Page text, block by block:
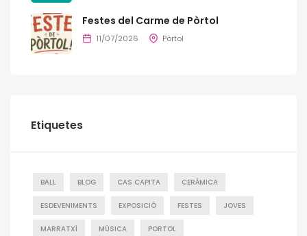
Festes del Carme de Pòrtol
11/07/2026 Pòrtol
Etiquetes
BALL BLOG CAS CAPITA CERÁMICA
ESDEVENIMENTS EXPOSICIÓ FESTES JOVES
MARRATXÍ MÚSICA PORTOL